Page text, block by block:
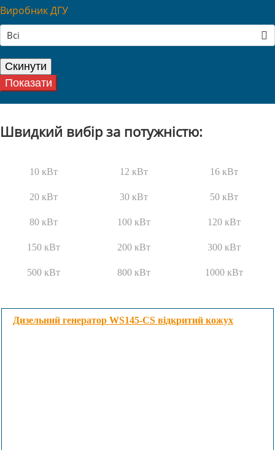
Виробник ДГУ
Всі
Швидкий вибір за потужністю:
10 кВт 12 кВт 16 кВт
20 кВт 30 кВт 50 кВт
80 кВт 100 кВт 120 кВт
150 кВт 200 кВт 300 кВт
500 кВт 800 кВт 1000 кВт
Дизельний генератор WS145-CS відкритий кожух